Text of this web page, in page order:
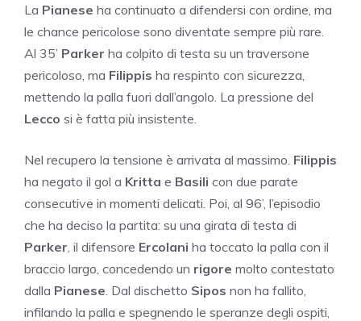
La Pianese ha continuato a difendersi con ordine, ma
le chance pericolose sono diventate sempre più rare.
Al 35’ Parker ha colpito di testa su un traversone
pericoloso, ma Filippis ha respinto con sicurezza,
mettendo la palla fuori dall’angolo. La pressione del
Lecco si è fatta più insistente.
Nel recupero la tensione è arrivata al massimo. Filippis
ha negato il gol a Kritta e Basili con due parate
consecutive in momenti delicati. Poi, al 96’, l’episodio
che ha deciso la partita: su una girata di testa di
Parker , il difensore Ercolani ha toccato la palla con il
braccio largo, concedendo un rigore molto contestato
dalla Pianese . Dal dischetto Sipos non ha fallito,
infilando la palla e spegnendo le speranze degli ospiti,